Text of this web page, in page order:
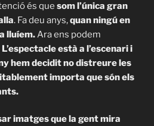
és que som l’única gran
. Fa deu anys,quan ningú en
lluíem. Ara ens podem
L’espectacle està a l’escenari i
hem decidit no distreure les
importa que són els
imatges que la gent mira